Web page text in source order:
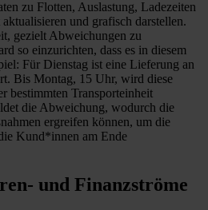
zu Flotten, Auslastung, Ladezeiten
und grafisch darstellen.
gezielt Abweichungen zu
so einzurichten, dass es in diesem
Für Dienstag ist eine Lieferung an
Bis Montag, 15 Uhr, wird diese
bestimmten Transporteinheit
die Abweichung, wodurch die
ergreifen können, um die
Kund*innen am Ende
und Finanzströme